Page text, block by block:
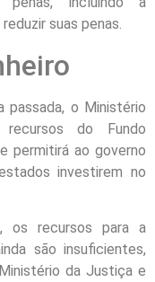
suas penas.
passada, o Ministério
do Fundo
permitirá ao governo
investirem no
os recursos para a
são insuficientes,
da Justiça e